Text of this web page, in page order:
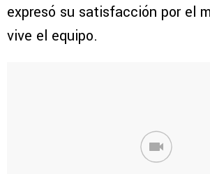
expresó su satisfacción por el
vive el equipo.